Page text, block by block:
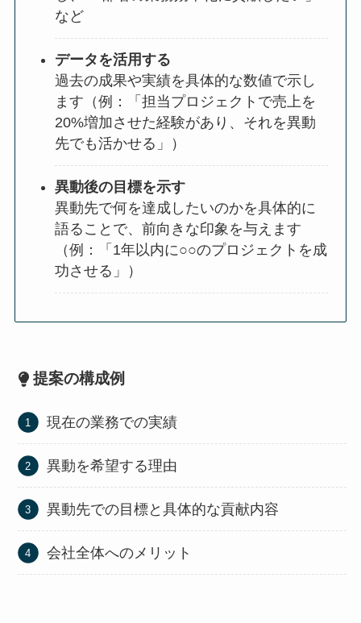
など
データを活用する
過去の成果や実績を具体的な数値で示し
ます（例：「担当プロジェクトで売上を
20%増加させた経験があり、それを異動
先でも活かせる」）
異動後の目標を示す
異動先で何を達成したいのかを具体的に
語ることで、前向きな印象を与えます
（例：「1年以内に○○のプロジェクトを成
功させる」）
提案の構成例
現在の業務での実績
異動を希望する理由
異動先での目標と具体的な貢献内容
会社全体へのメリット